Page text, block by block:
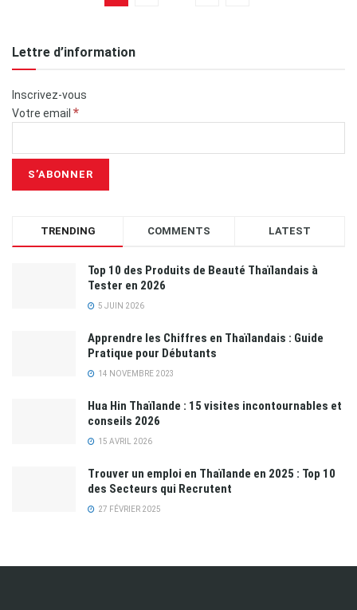
Lettre d’information
Inscrivez-vous
Votre email *
TRENDING COMMENTS LATEST
Top 10 des Produits de Beauté Thaïlandais à
Tester en 2026
5 JUIN 2026
Apprendre les Chiffres en Thaïlandais : Guide
Pratique pour Débutants
14 NOVEMBRE 2023
Hua Hin Thaïlande : 15 visites incontournables et
conseils 2026
15 AVRIL 2026
Trouver un emploi en Thaïlande en 2025 : Top 10
des Secteurs qui Recrutent
27 FÉVRIER 2025